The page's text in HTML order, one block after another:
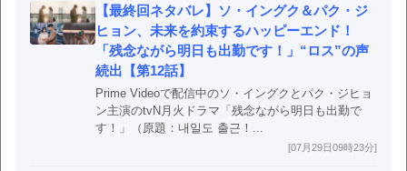
【最終回ネタバレ】ソ・イングク＆パク・ジ
ヒョン、未来を約束するハッピーエンド！
「残念ながら明日も出勤です！」“ロス”の声
続出【第12話】
Prime Videoで配信中のソ・イングクとパク・ジヒョ
ン主演のtvN月火ドラマ「残念ながら明日も出勤で
す！」（原題：내일도 출근！...
[07月29日09時23分]